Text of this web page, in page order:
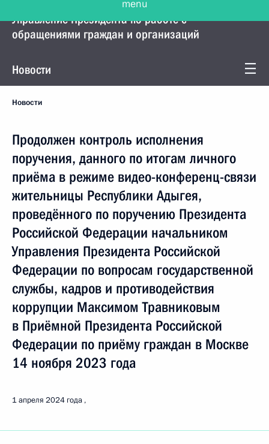
Управление Президента по работе с
обращениями граждан и организаций
Новости
Новости
Продолжен контроль исполнения
поручения, данного по итогам личного
приёма в режиме видео-конференц-связи
жительницы Республики Адыгея,
проведённого по поручению Президента
Российской Федерации начальником
Управления Президента Российской
Федерации по вопросам государственной
службы, кадров и противодействия
коррупции Максимом Травниковым
в Приёмной Президента Российской
Федерации по приёму граждан в Москве
14 ноября 2023 года
1 апреля 2024 года